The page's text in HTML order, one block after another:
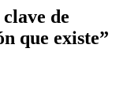
de
que existe”